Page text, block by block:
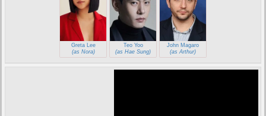
Greta Lee
(as Nora)
Teo Yoo
(as Hae Sung)
John Magaro
(as Arthur)